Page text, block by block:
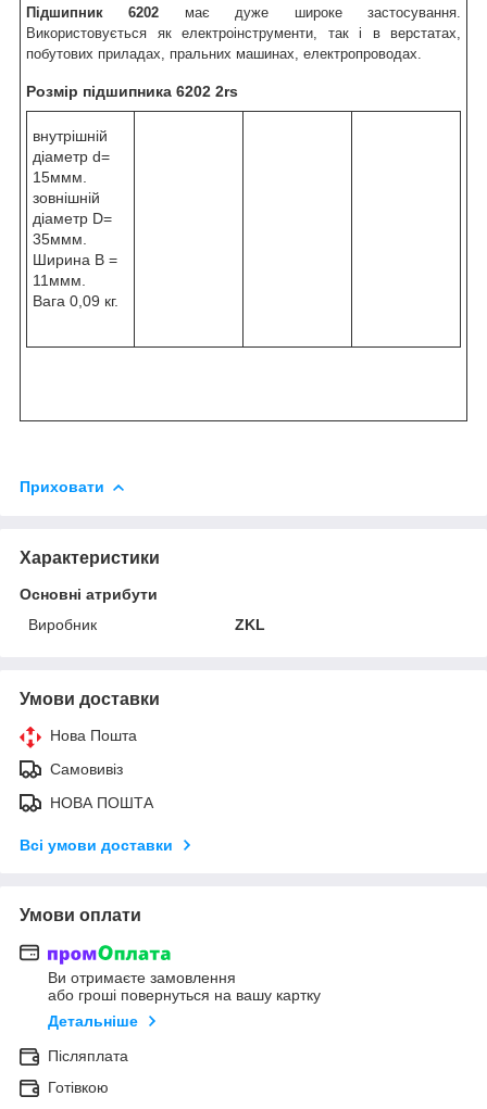
Підшипник 6202 має дуже широке застосування.
Використовується як електроінструменти, так і в верстатах,
побутових приладах, пральних машинах, електропроводах.
Розмір підшипника 6202 2rs
внутрішній
діаметр d=
15ммм.
зовнішній
діаметр D=
35ммм.
Ширина B =
11ммм.
Вага 0,09 кг.
Приховати
Характеристики
Основні атрибути
Виробник
ZKL
Умови доставки
Нова Пошта
Самовивіз
НОВА ПОШТА
Всі умови доставки
Умови оплати
Ви отримаєте замовлення
або гроші повернуться на вашу картку
Детальніше
Післяплата
Готівкою